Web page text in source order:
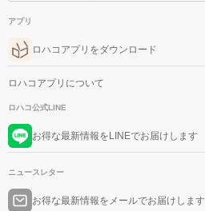
アプリ
ロハコアプリをダウンロード
ロハコアプリについて
ロハコ公式LINE
お得な最新情報をLINEでお届けします
ニュースレター
お得な最新情報をメールでお届けします